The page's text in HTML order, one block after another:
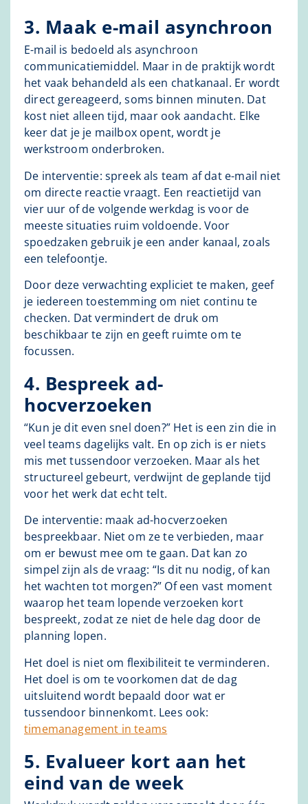
3. Maak e-mail asynchroon
E-mail is bedoeld als asynchroon
communicatiemiddel. Maar in de praktijk wordt
het vaak behandeld als een chatkanaal. Er wordt
direct gereageerd, soms binnen minuten. Dat
kost niet alleen tijd, maar ook aandacht. Elke
keer dat je je mailbox opent, wordt je
werkstroom onderbroken.
De interventie: spreek als team af dat e-mail niet
om directe reactie vraagt. Een reactietijd van
vier uur of de volgende werkdag is voor de
meeste situaties ruim voldoende. Voor
spoedzaken gebruik je een ander kanaal, zoals
een telefoontje.
Door deze verwachting expliciet te maken, geef
je iedereen toestemming om niet continu te
checken. Dat vermindert de druk om
beschikbaar te zijn en geeft ruimte om te
focussen.
4. Bespreek ad-
hocverzoeken
“Kun je dit even snel doen?” Het is een zin die in
veel teams dagelijks valt. En op zich is er niets
mis met tussendoor verzoeken. Maar als het
structureel gebeurt, verdwijnt de geplande tijd
voor het werk dat echt telt.
De interventie: maak ad-hocverzoeken
bespreekbaar. Niet om ze te verbieden, maar
om er bewust mee om te gaan. Dat kan zo
simpel zijn als de vraag: “Is dit nu nodig, of kan
het wachten tot morgen?” Of een vast moment
waarop het team lopende verzoeken kort
bespreekt, zodat ze niet de hele dag door de
planning lopen.
Het doel is niet om flexibiliteit te verminderen.
Het doel is om te voorkomen dat de dag
uitsluitend wordt bepaald door wat er
tussendoor binnenkomt. Lees ook:
timemanagement in teams
5. Evalueer kort aan het
eind van de week